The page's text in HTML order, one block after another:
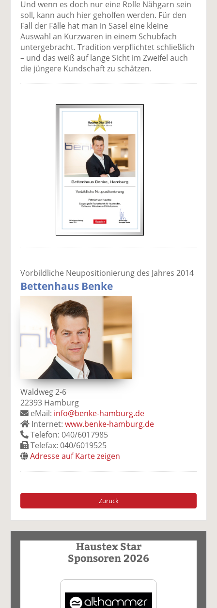
Und wenn es doch nur eine Rolle Nähgarn sein
soll, kann auch hier geholfen werden. Für den
Fall der Fälle hat man in Sasel eine kleine
Auswahl an Kurzwaren in einem Schubfach
untergebracht. Tradition verpflichtet schließlich
– und das weiß auf lange Sicht im Zweifel auch
die jüngere Kundschaft zu schätzen.
Vorbildliche Neupositionierung des Jahres 2014
Bettenhaus Benke
Waldweg 2-6
22393 Hamburg
eMail: info@benke-hamburg.de
Internet:www.benke-hamburg.de
Telefon: 040/6017985
Telefax: 040/6019525
Adresse auf Karte zeigen
Zurück